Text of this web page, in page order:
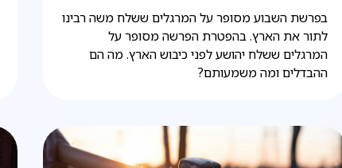
בפרשת השבוע מסופר על המרגלים ששלח משה רבינו
לתור את הארץ. בהפטרת הפרשה מסופר על
המרגלים ששלח יהושע לפני כיבוש הארץ. מה הם
ההבדלים ומה משמעותם?